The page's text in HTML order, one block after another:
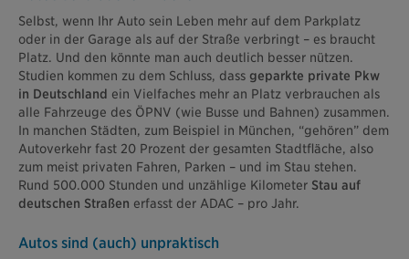
Selbst, wenn Ihr Auto sein Leben mehr auf dem Parkplatz
oder in der Garage als auf der Straße verbringt – es braucht
Platz. Und den könnte man auch deutlich besser nützen.
Studien kommen zu dem Schluss, dass geparkte private Pkw
in Deutschland ein Vielfaches mehr an Platz verbrauchen als
alle Fahrzeuge des ÖPNV (wie Busse und Bahnen) zusammen.
In manchen Städten, zum Beispiel in München, “gehören” dem
Autoverkehr fast 20 Prozent der gesamten Stadtfläche, also
zum meist privaten Fahren, Parken – und im Stau stehen.
Rund 500.000 Stunden und unzählige Kilometer Stau auf
deutschen Straßen erfasst der ADAC – pro Jahr.
Autos sind (auch) unpraktisch